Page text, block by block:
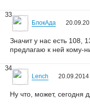
33
БлокАда
Значит у нас есть 108,
предлагаю к ней кому-
34
Lench 20.09.2014
Ну что, может, сегодня